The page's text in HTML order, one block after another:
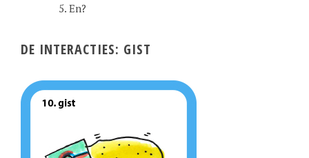
En?
DE INTERACTIES: GIST